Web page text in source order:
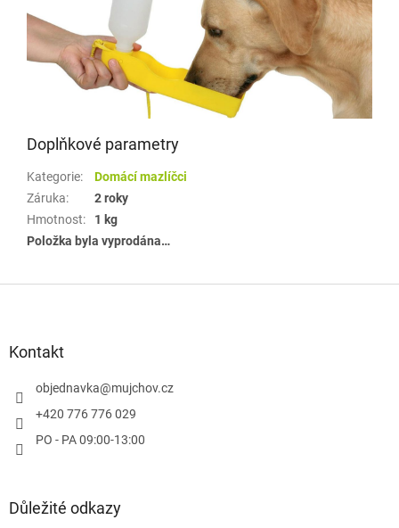
Doplňkové parametry
Kategorie:
Domácí mazlíčci
Záruka:
2 roky
Hmotnost:
1 kg
Položka byla vyprodána…
Kontakt
objednavka@mujchov.cz
+420 776 776 029
PO - PA 09:00-13:00
Důležité odkazy